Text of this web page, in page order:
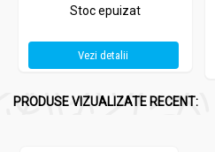
Stoc epuizat
Vezi detalii
PRODUSE VIZUALIZATE RECENT: